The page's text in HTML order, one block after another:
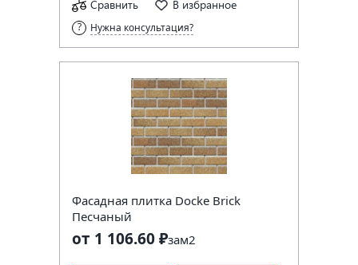
Сравнить В избранное
Нужна консультация?
Фасадная плитка Docke Brick
Песчаный
от 1 106.60 ₽зам2